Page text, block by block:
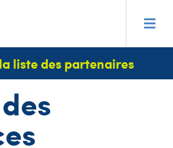
liste des partenaires